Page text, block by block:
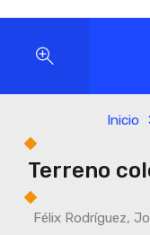
Inicio
Terreno
Félix Rodríguez,